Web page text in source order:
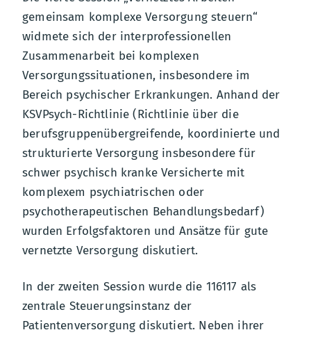
gemeinsam komplexe Versorgung steuern“
widmete sich der interprofessionellen
Zusammenarbeit bei komplexen
Versorgungssituationen, insbesondere im
Bereich psychischer Erkrankungen. Anhand der
KSVPsych-Richtlinie (Richtlinie über die
berufsgruppenübergreifende, koordinierte und
strukturierte Versorgung insbesondere für
schwer psychisch kranke Versicherte mit
komplexem psychiatrischen oder
psychotherapeutischen Behandlungsbedarf)
wurden Erfolgsfaktoren und Ansätze für gute
vernetzte Versorgung diskutiert.
In der zweiten Session wurde die 116117 als
zentrale Steuerungsinstanz der
Patientenversorgung diskutiert. Neben ihrer